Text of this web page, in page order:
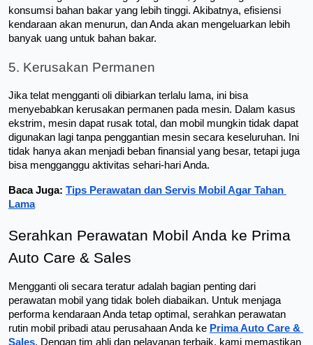
konsumsi bahan bakar yang lebih tinggi. Akibatnya, efisiensi
kendaraan akan menurun, dan Anda akan mengeluarkan lebih
banyak uang untuk bahan bakar.
5. Kerusakan Permanen
Jika telat mengganti oli dibiarkan terlalu lama, ini bisa
menyebabkan kerusakan permanen pada mesin. Dalam kasus
ekstrim, mesin dapat rusak total, dan mobil mungkin tidak dapat
digunakan lagi tanpa penggantian mesin secara keseluruhan. Ini
tidak hanya akan menjadi beban finansial yang besar, tetapi juga
bisa mengganggu aktivitas sehari-hari Anda.
Baca Juga: Tips Perawatan dan Servis Mobil Agar Tahan
Lama
Serahkan Perawatan Mobil Anda ke Prima
Auto Care & Sales
Mengganti oli secara teratur adalah bagian penting dari
perawatan mobil yang tidak boleh diabaikan. Untuk menjaga
performa kendaraan Anda tetap optimal, serahkan perawatan
rutin mobil pribadi atau perusahaan Anda ke Prima Auto Care &
Sales. Dengan tim ahli dan pelayanan terbaik, kami memastikan